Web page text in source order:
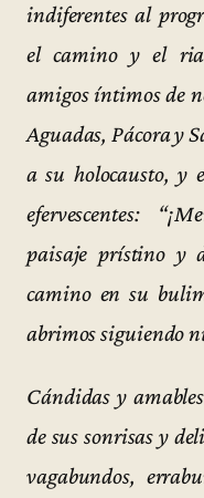
indiferentes al
el camino y el
amigos íntimos de
Aguadas, Pácora y
a su holocausto, y
efervescentes:
paisaje prístino y
camino en su
abrimos siguiendo
Cándidas y
de sus sonrisas y
vagabundos,